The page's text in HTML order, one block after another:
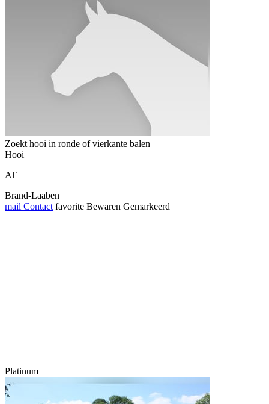
Zoekt hooi in ronde of vierkante balen
Hooi
AT
Brand-Laaben
mail Contact favorite Bewaren Gemarkeerd
Platinum